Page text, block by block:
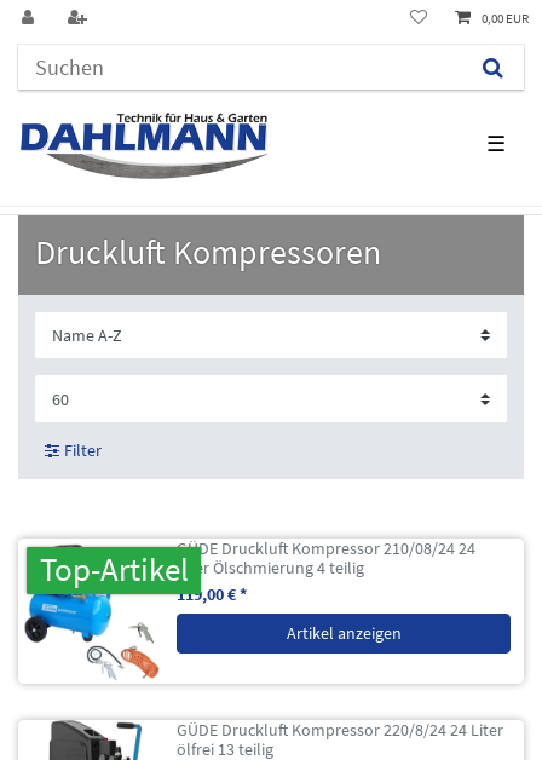
☰
0,00 EUR
Druckluft Kompressoren
Filter
Top-Artikel
GÜDE Druckluft Kompressor 210/08/24 24
Liter Ölschmierung 4 teilig
119,00 € *
Artikel anzeigen
GÜDE Druckluft Kompressor 220/8/24 24 Liter
ölfrei 13 teilig